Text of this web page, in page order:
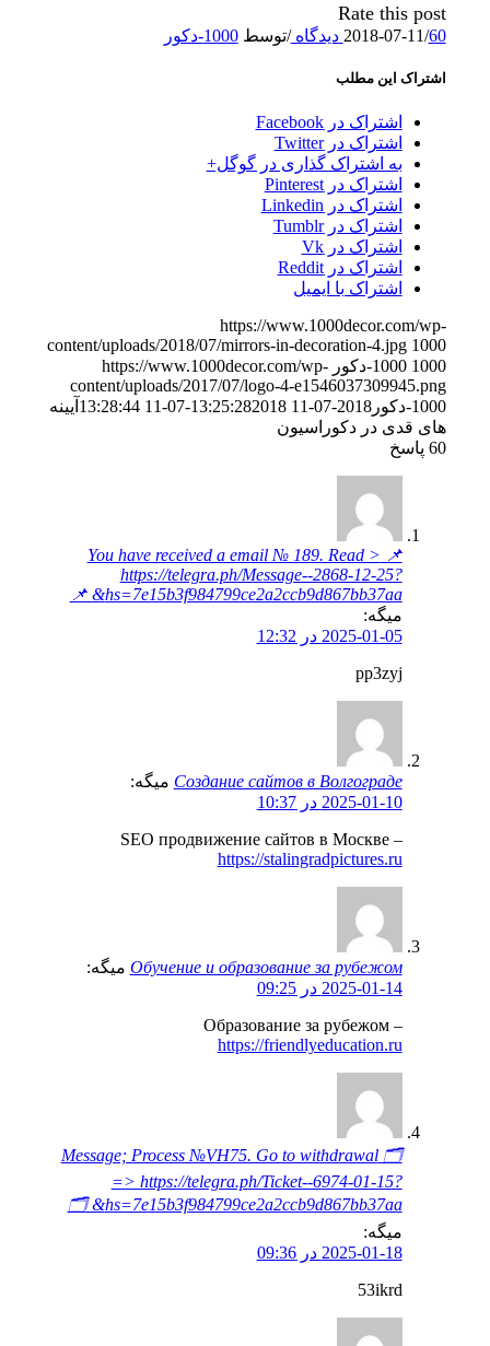
Rate this post
2018-07-11/60 دیدگاه /توسط1000-دکور
اشتراک این مطلب
اشتراک در Facebook
اشتراک در Twitter
به اشتراک گذاری در گوگل+
اشتراک در Pinterest
اشتراک در Linkedin
اشتراک در Tumblr
اشتراک در Vk
اشتراک در Reddit
اشتراک با ایمیل
https://www.1000decor.com/wp-
content/uploads/2018/07/mirrors-in-decoration-4.jpg 1000
1000 1000-دکور
https://www.1000decor.com/wp-
content/uploads/2017/07/logo-4-e1546037309945.png
1000-دکور
2018-07-11 13:25:28
2018-07-11 13:28:44
آیینه
های قدی در دکوراسیون
60 پاسخ
📌 You have received a email № 189. Read >
https://telegra.ph/Message--2868-12-25?
hs=7e15b3f984799ce2a2ccb9d867bb37aa& 📌
میگه:
2025-01-05 در 12:32
pp3zyj
Создание сайтов в Волгограде میگه:
2025-01-10 در 10:37
SEO продвижение сайтов в Москве –
https://stalingradpictures.ru
Обучение и образование за рубежом میگه:
2025-01-14 در 09:25
Образование за рубежом –
https://friendlyeducation.ru
🗂 Message; Process №VH75. Go to withdrawal
=> https://telegra.ph/Ticket--6974-01-15?
hs=7e15b3f984799ce2a2ccb9d867bb37aa& 🗂
میگه:
2025-01-18 در 09:36
53ikrd